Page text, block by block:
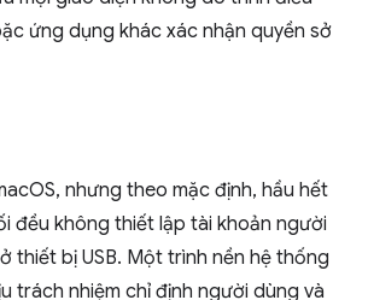
ứng dụng khác xác nhận quyền sở
nhưng theo mặc định, hầu hết
đều không thiết lập tài khoản người
thiết bị USB. Một trình nền hệ thống
trách nhiệm chỉ định người dùng và